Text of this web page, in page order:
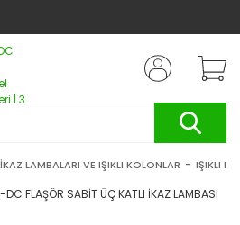
İKAZ LAMBALARI VE IŞIKLI KOLONLAR IŞIKLI